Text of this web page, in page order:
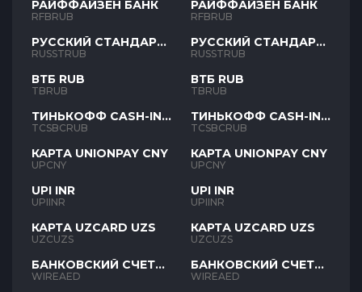
РАЙФФАЙЗЕН БАНК
RFBRUB
РУССКИЙ СТАНДАРТ
RUB
RUSSTRUB
ВТБ RUB
TBRUB
ТИНЬКОФФ CASH-IN
RUB
TCSBCRUB
КАРТА UNIONPAY CNY
UPCNY
UPI INR
UPIINR
КАРТА UZCARD UZS
UZCUZS
БАНКОВСКИЙ СЧЕТ
AED
WIREAED
РАЙФФАЙЗЕН БАНК
RFBRUB
РУССКИЙ СТАНДАРТ
RUB
RUSSTRUB
ВТБ RUB
TBRUB
ТИНЬКОФФ CASH-IN
RUB
TCSBCRUB
КАРТА UNIONPAY CNY
UPCNY
UPI INR
UPIINR
КАРТА UZCARD UZS
UZCUZS
БАНКОВСКИЙ СЧЕТ
AED
WIREAED